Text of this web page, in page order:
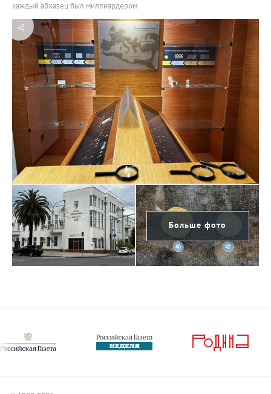
каждый абхазец был миллиардером
Больше фото